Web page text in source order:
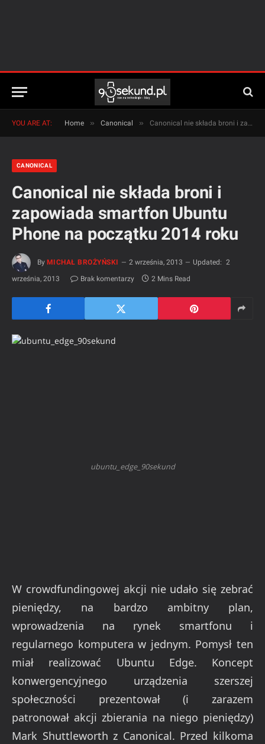
YOU ARE AT: Home » Canonical » Canonical nie składa broni i zapowiada smartfon Ubuntu Phone na początku 2014 roku
CANONICAL
Canonical nie składa broni i
zapowiada smartfon Ubuntu
Phone na początku 2014 roku
By MICHAŁ BROŻYŃSKI 2 września, 2013 Updated: 2
września, 2013
Brak komentarzy 2 Mins Read
ubuntu_edge_90sekund
W crowdfundingowej akcji nie udało się zebrać
pieniędzy, na bardzo ambitny plan,
wprowadzenia na rynek smartfonu i
regularnego komputera w jednym. Pomysł ten
miał realizować Ubuntu Edge. Koncept
konwergencyjnego urządzenia szerszej
społeczności prezentował (i zarazem
patronował akcji zbierania na niego pieniędzy)
Mark Shuttleworth z Canonical. Przed kilkoma